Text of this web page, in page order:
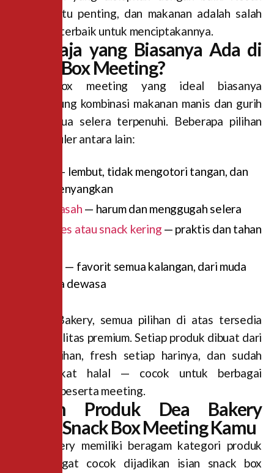
pertama itu penting, dan makanan adalah salah
satu cara terbaik untuk menciptakannya.
Apa Saja yang Biasanya Ada di
Snack Box Meeting?
Snack box meeting yang ideal biasanya
mengandung kombinasi makanan manis dan gurih
agar semua selera terpenuhi. Beberapa pilihan
yang populer antara lain:
— lembut, tidak mengotori tangan, dan
mengenyangkan
Kue basah — harum dan menggugah selera
Cookies atau snack kering — praktis dan tahan
— favorit semua kalangan, dari muda
hingga dewasa
Di Dea Bakery, semua pilihan di atas tersedia
dalam kualitas premium. Setiap produk dibuat dari
bahan pilihan, fresh setiap harinya, dan sudah
bersertifikat halal — cocok untuk berbagai
kalangan peserta meeting.
Pilihan Produk Dea Bakery
untuk Snack Box Meeting Kamu
Dea Bakery memiliki beragam kategori produk
yang sangat cocok dijadikan isian snack box